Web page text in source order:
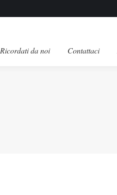
Ricordati da noi Contattaci